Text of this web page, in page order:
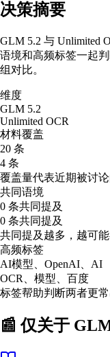
决策摘要
GLM 5.2 与 Unlimited
语境和高频标签一起
组对比。
维度
GLM 5.2
Unlimited OCR
材料覆盖
20 条
4 条
覆盖量代表近期被讨
共同语境
0 条共同提及
0 条共同提及
共同提及越多，越可
高频标签
AI模型、OpenAI、AI
OCR、模型、百度
标签帮助判断两者更
📰 仅关于